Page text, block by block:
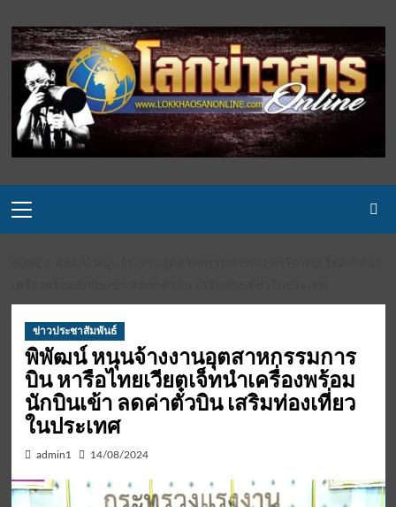
to
content
Menu
ข่าวประชาสัมพันธ์
พิพัฒน์ หนุนจ้างงานอุตสาหกรรมการ
บิน หารือไทยเวียตเจ็ทนำเครื่องพร้อม
นักบินเข้า ลดค่าตั๋วบิน เสริมท่องเที่ยว
ในประเทศ
admin1 14/08/2024